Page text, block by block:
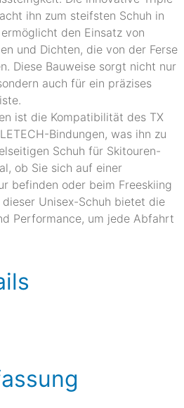
ihn zum steifsten Schuh in
den Einsatz von
und Dichten, die von der Ferse
Diese Bauweise sorgt nicht nur
auch für ein präzises
ist die Kompatibilität des TX
Bindungen, was ihn zu
Schuh für Skitouren-
ob Sie sich auf einer
befinden oder beim Freeskiing
Unisex-Schuh bietet die
Performance, um jede Abfahrt